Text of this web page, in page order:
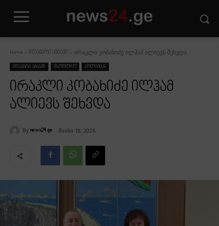
Home მთავარი ამბავი ირაკლი კობახიძე ილჰამ ალიევს შეხვდა
მთავარი ამბავი მსოფლიო პოლიტიკა
ირაკლი კობახიძე ილჰამ
ალიევს შეხვდა
By news24.ge მაისი 18, 2026